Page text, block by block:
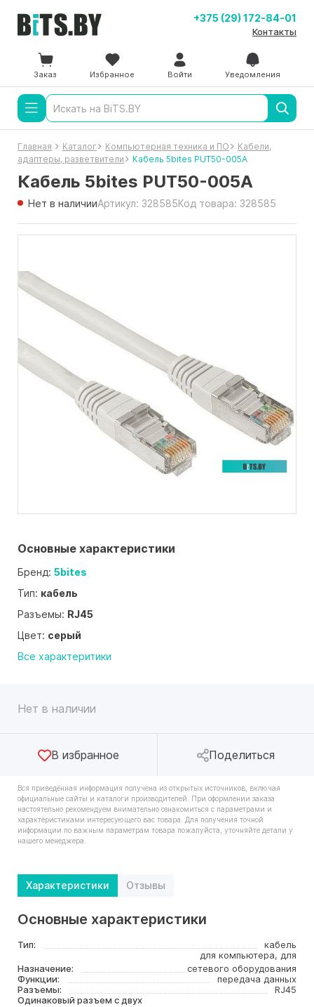
+375 (29) 172-84-01
Контакты
Заказ Избранное Войти Уведомления
Главная Каталог Компьютерная техника и ПО
Кабели,
адаптеры, разветвители
Кабель 5bites PUT50-005A
Кабель 5bites PUT50-005A
Нет в наличииАртикул: 328585Код товара: 328585
Основные характеристики
Бренд: 5bites
Тип: кабель
Разъемы: RJ45
Цвет: серый
Все характеритики
Нет в наличии
В избранное Поделиться
Вся приведённая информация получена из открытых источников, включая
официальные сайты и каталоги производителей. При оформлении заказа
настоятельно рекомендуем внимательно ознакомиться с параметрами и
характеристиками интересующего вас товара. Для получения точной
информации по важным параметрам товара пожалуйста, уточняйте детали у
нашего менеджера.
Характеристики Отзывы
Основные характеристики
Тип: кабель
Назначение:
для компьютера, для
сетевого оборудования
Функции:
передача данных
Разъемы:
RJ45
Одинаковый разъем с двух